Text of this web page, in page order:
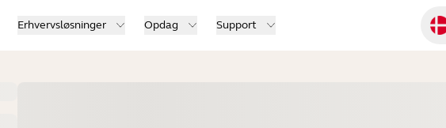
Erhvervsløsninger Opdag Support